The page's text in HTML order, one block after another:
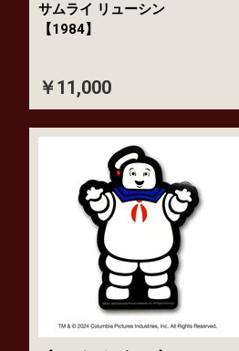
サムライ リューシン
【1984】
￥11,000